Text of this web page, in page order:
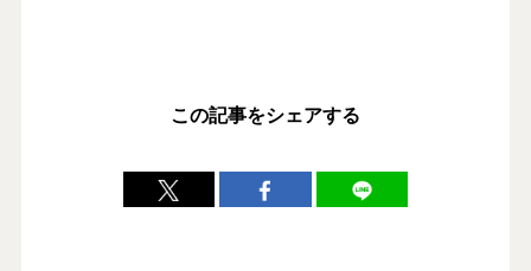
この記事をシェアする